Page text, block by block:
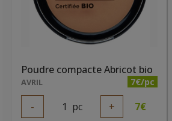
Poudre compacte Abricot bio
AVRIL 7€/pc
- 1 pc + 7€